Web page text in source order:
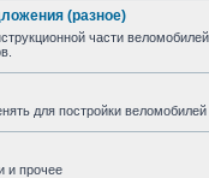
(разное)
части
для постройки
и прочее